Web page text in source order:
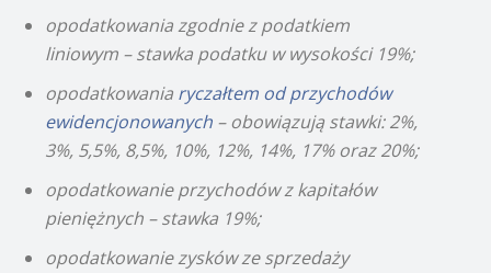
opodatkowania zgodnie z podatkiem
liniowym – stawka podatku w wysokości 19%;
opodatkowania ryczałtem od przychodów
ewidencjonowanych – obowiązują stawki: 2%,
3%, 5,5%, 8,5%, 10%, 12%, 14%, 17% oraz 20%;
opodatkowanie przychodów z kapitałów
pieniężnych – stawka 19%;
opodatkowanie zysków ze sprzedaży